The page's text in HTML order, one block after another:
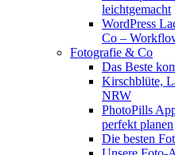
leichtgemacht
WordPress
Co –
Fotografie & Co
Das Beste
Kirschblüte,
NRW
PhotoPills
perfekt planen
Die besten